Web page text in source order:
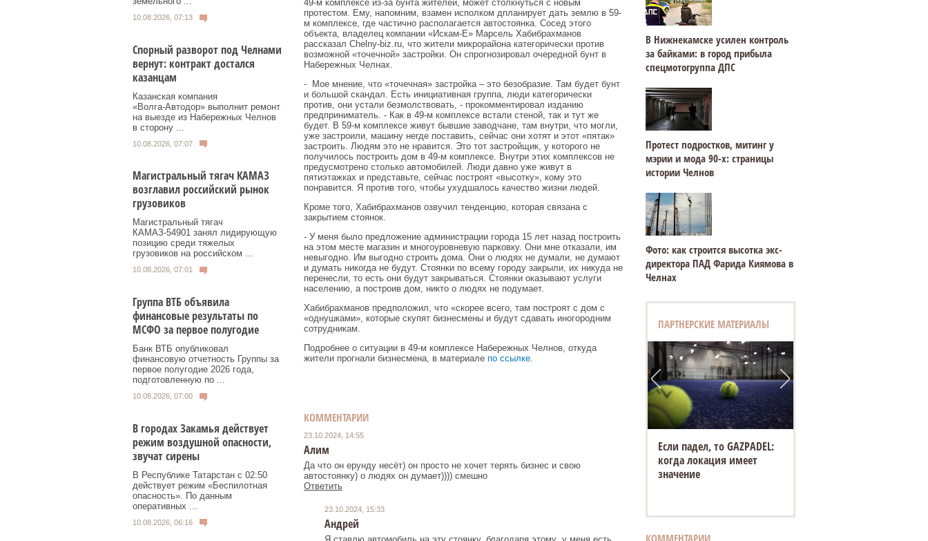
10.08.2026, 07:13
Спорный разворот под Челнами
вернут: контракт достался
казанцам
Казанская компания
«Волга‑Автодор» выполнит ремонт
на выезде из Набережных Челнов
в сторону ...
10.08.2026, 07:07
Магистральный тягач КАМАЗ
возглавил российский рынок
грузовиков
Магистральный тягач
КАМАЗ-54901 занял лидирующую
позицию среди тяжелых
грузовиков на российском ...
10.08.2026, 07:01
Группа ВТБ объявила
финансовые результаты по
МСФО за первое полугодие
Банк ВТБ опубликовал
финансовую отчетность Группы за
первое полугодие 2026 года,
подготовленную по ...
10.08.2026, 07:00
В городах Закамья действует
режим воздушной опасности,
звучат сирены
В Республике Татарстан с 02:50
действует режим «Беспилотная
опасность». По данным
оперативных ...
10.08.2026, 06:16
49-м комплексе из-за бунта жителей, может столкнуться с новым
протестом. Ему, напомним, взамен исполком дпланирует дать землю в 59-
м комплексе, где частично располагается автостоянка. Сосед этого
объекта, владелец компании «Искам-Е» Марсель Хабибрахманов
рассказал Chelny-biz.ru, что жители микрорайона категорически против
возможной «точечной» застройки. Он спрогнозировал очередной бунт в
Набережных Челнах.
- Мое мнение, что «точечная» застройка – это безобразие. Там будет бунт
и большой скандал. Есть инициативная группа, люди категорически
против, они устали безмолствовать, - прокомментировал изданию
предприниматель. - Как в 49-м комплексе встали стеной, так и тут же
будет. В 59-м комплексе живут бывшие заводчане, там внутри, что могли,
уже застроили, машину негде поставить, сейчас они хотят и этот «пятак»
застроить. Людям это не нравится. Это тот застройщик, у которого не
получилось построить дом в 49-м комплексе. Внутри этих комплексов не
предусмотрено столько автомобилей. Люди давно уже живут в
пятиэтажках и представьте, сейчас построят «высотку», кому это
понравится. Я против того, чтобы ухудшалось качество жизни людей.
Кроме того, Хабибрахманов озвучил тенденцию, которая связана с
закрытием стоянок.
- У меня было предложение администрации города 15 лет назад построить
на этом месте магазин и многоуровневую парковку. Они мне отказали, им
невыгодно. Им выгодно строить дома. Они о людях не думали, не думают
и думать никогда не будут. Стоянки по всему городу закрыли, их никуда не
перенесли, то есть они будут закрываться. Стоянки оказывают услуги
населению, а построив дом, никто о людях не подумает.
Хабибрахманов предположил, что «скорее всего, там построят с дом с
«однушками», которые скупят бизнесмены и будут сдавать иногородним
сотрудникам.
Подробнее о ситуации в 49-м комплексе Набережных Челнов, откуда
жители прогнали бизнесмена, в материале по ссылке.
КОММЕНТАРИИ
23.10.2024, 14:55
Алим
Да что он ерунду несёт) он просто не хочет терять бизнес и свою
автостоянку) о людях он думает)))) смешно
Ответить
23.10.2024, 15:33
Андрей
В Нижнекамске усилен контроль
за байками: в город прибыла
спецмотогруппа ДПС
Протест подростков, митинг у
мэрии и мода 90-х: страницы
истории Челнов
Фото: как строится высотка экс-
директора ПАД Фарида Киямова в
Челнах
ПАРТНЕРСКИЕ МАТЕРИАЛЫ
Если падел, то GAZPADEL:
когда локация имеет
значение
КОММЕНТАРИИ